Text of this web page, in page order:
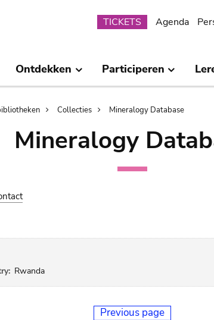
Submenu
TICKETS Agenda
Ontdekken Participeren
Collecties Mineralogy Database
Mineralogy
Rwanda
Previous page